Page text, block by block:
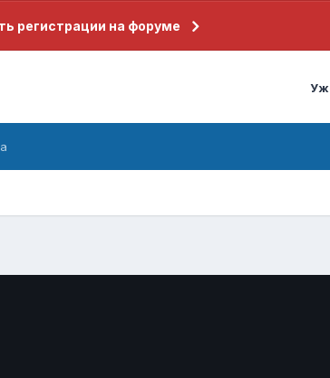
регистрации на форуме